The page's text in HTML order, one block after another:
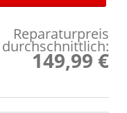
Reparaturpreis
durchschnittlich:
149,99 €